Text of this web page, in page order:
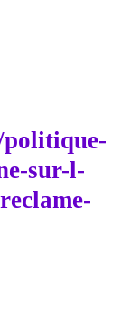
sur-l-